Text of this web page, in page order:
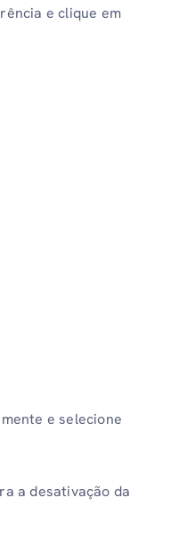
e clique em
e selecione
a desativação da